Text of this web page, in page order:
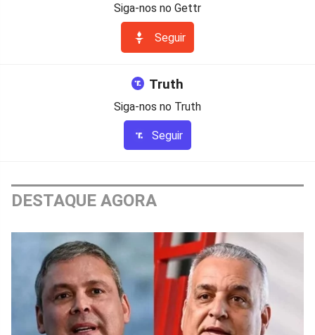
Siga-nos no Gettr
Seguir
Truth
Siga-nos no Truth
Seguir
DESTAQUE AGORA